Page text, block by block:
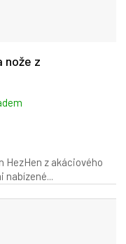
nože z
HezHen z akáciového
nabízené...